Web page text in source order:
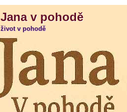
Jana v pohodě
Jana v pohodě
život v pohodě
život v pohodě